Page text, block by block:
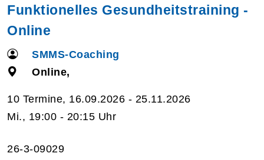
Funktionelles Gesundheitstraining -
Online
SMMS-Coaching
Online,
10 Termine, 16.09.2026 - 25.11.2026
Mi., 19:00 - 20:15 Uhr
26-3-09029